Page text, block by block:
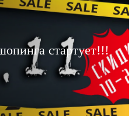
стартует!!!